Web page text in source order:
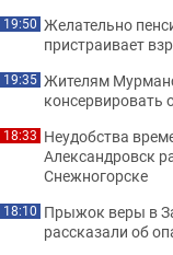
19:50 Желательно
пристраивает
19:35 Жителям
консервировать
18:33 Неудобства
Александровск
Снежногорске
18:10 Прыжок веры в
рассказали об